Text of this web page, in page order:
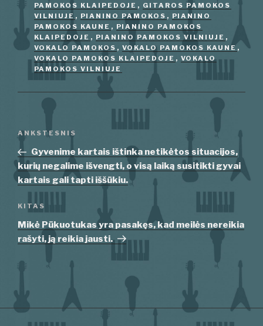
PAMOKOS KLAIPEDOJE , GITAROS PAMOKOS
VILNIUJE , PIANINO PAMOKOS , PIANINO
PAMOKOS KAUNE , PIANINO PAMOKOS
KLAIPEDOJE , PIANINO PAMOKOS VILNIUJE ,
VOKALO PAMOKOS , VOKALO PAMOKOS KAUNE ,
VOKALO PAMOKOS KLAIPEDOJE , VOKALO
PAMOKOS VILNIUJE
tarp
įrašų
Ankstesnis
įrašas
ANKSTESNIS
Gyvenime kartais ištinka netikėtos situacijos,
kurių negalime išvengti, o visą laiką susitikti gyvai
kartais gali tapti iššūkiu.
Kitas
įrašas
KITAS
Mikė Pūkuotukas yra pasakęs, kad meilės nereikia
rašyti, ją reikia jausti.